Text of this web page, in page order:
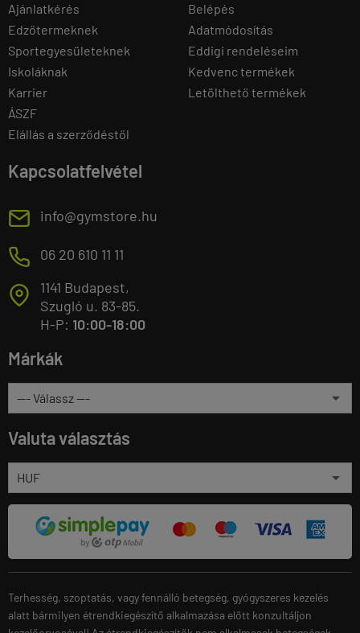
Ajánlatkérés
Edzőtermeknek
Sportegyesületeknek
Iskoláknak
Karrier
ÁSZF
Elállás a szerződéstől
Belépés
Adatmódosítás
Eddigi rendeléseim
Kedvenc termékek
Letölthető termékek
Kapcsolatfelvétel
E info@gymstore.hu
M 06 20 610 11 11
T
1141 Budapest,
Szugló u. 83-85.
H-P: 10:00-18:00
Márkák
Valuta választás
Terhesség, szoptatás, vagy fennálló betegség, gyógyszeres kezelés
alatt bármilyen étrendkiegészítő alkalmazása előtt konzultáljon